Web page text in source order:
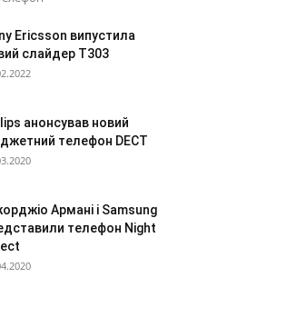
Ericsson випустила
слайдер T303
анонсував новий
телефон DECT
Армані і Samsung
телефон Night